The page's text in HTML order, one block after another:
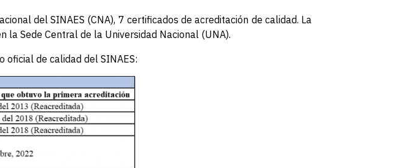
del SINAES (CNA), 7 certificados de acreditación de calidad. La
la Sede Central de la Universidad Nacional (UNA).
de calidad del SINAES: